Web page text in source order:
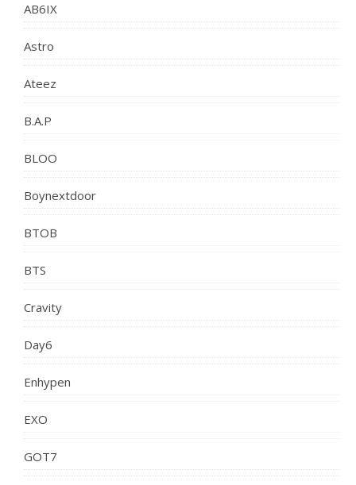
AB6IX
Astro
Ateez
B.A.P
BLOO
Boynextdoor
BTOB
BTS
Cravity
Day6
Enhypen
EXO
GOT7